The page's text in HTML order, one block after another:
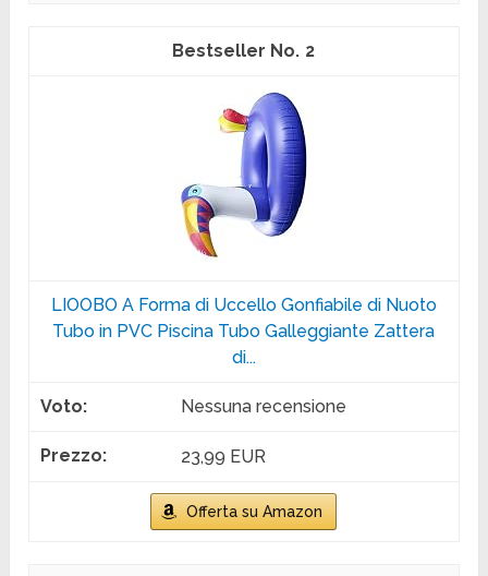
2
LIOOBO A Forma di Uccello Gonfiabile di Nuoto
Tubo in PVC Piscina Tubo Galleggiante Zattera
di...
Nessuna recensione
23,99 EUR
Offerta su Amazon